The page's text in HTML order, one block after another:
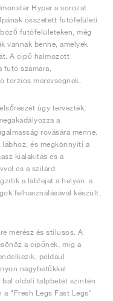
Hyper a sorozat
összetett futófelületi
futófelületeken, még
vannak benne, amelyek
A cipő halmozott
futó számára,
torziós merevségnek.
úgy tervezték,
a
rovására menne.
és megkönnyíti a
kialakítás és a
és a szilárd
a lábfejet a helyén. a
felhasználásával készült,
merész és stílusos. A
a cipőnek, míg a
például
nagybetűkkel
oldali talpbetét szintén
"Fresh Legs Fast Legs"